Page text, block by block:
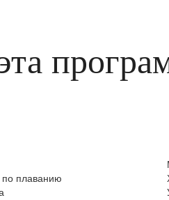
по плаванию